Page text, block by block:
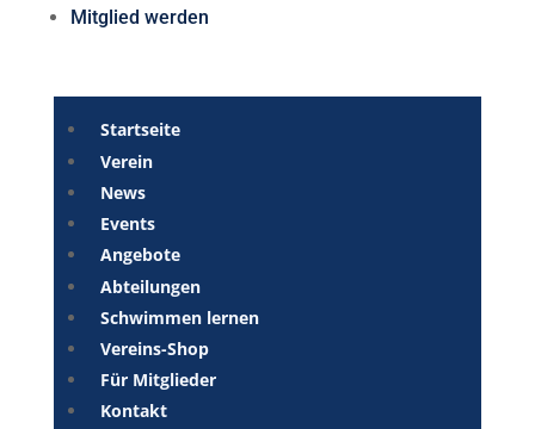
Mitglied werden
Startseite
Verein
News
Events
Angebote
Abteilungen
Schwimmen lernen
Vereins-Shop
Für Mitglieder
Kontakt